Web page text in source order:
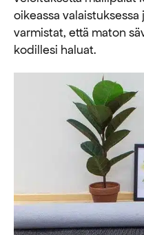
oikeassa valaistuksessa
varmistat, että maton
kodillesi haluat.